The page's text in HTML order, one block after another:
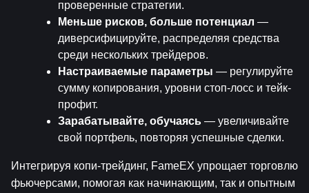
проверенные стратегии.
Меньше рисков, больше потенциал —
диверсифицируйте, распределяя средства
среди нескольких трейдеров.
Настраиваемые параметры — регулируйте
сумму копирования, уровни стоп-лосс и тейк-
профит.
Зарабатывайте, обучаясь — увеличивайте
свой портфель, повторяя успешные сделки.
Интегрируя копи-трейдинг, FameEX упрощает торговлю
фьючерсами, помогая как начинающим, так и опытным